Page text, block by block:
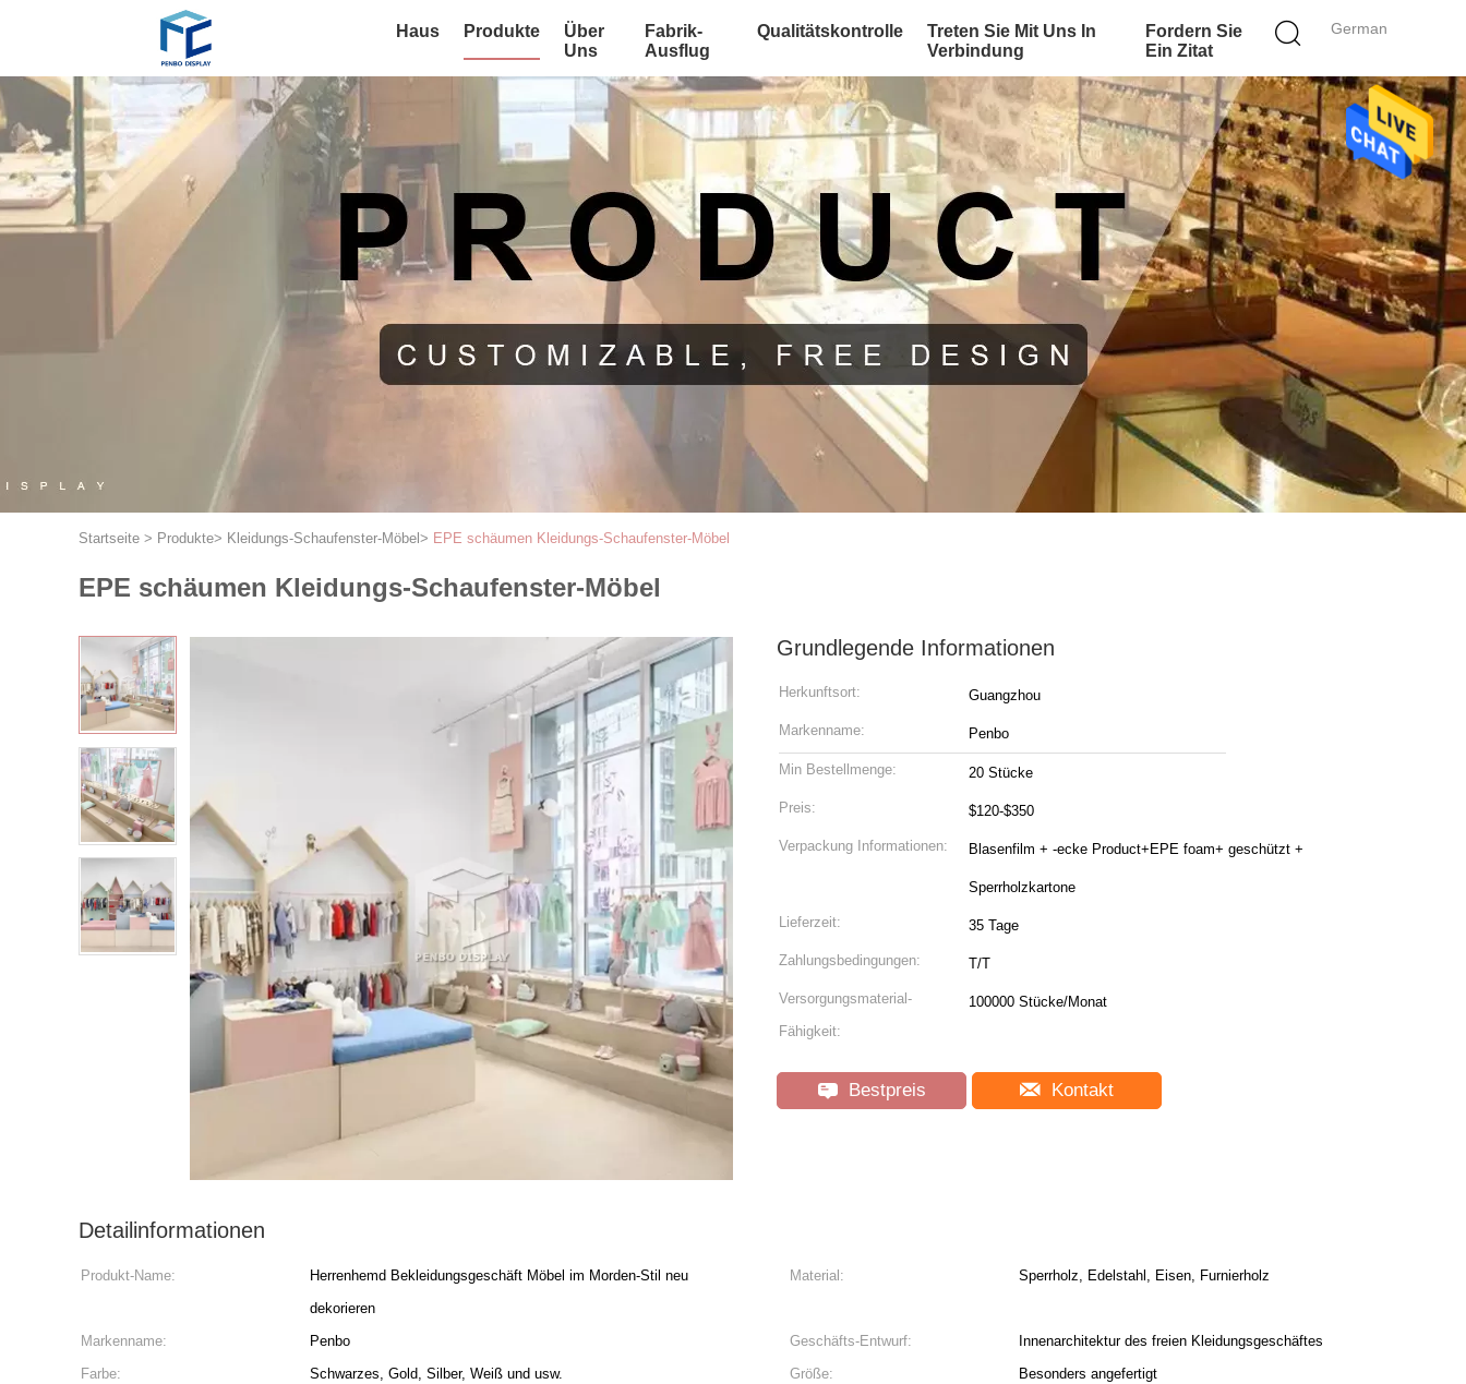
German
Haus Produkte
Über
Uns
Fabrik-
Ausflug
Qualitätskontrolle
Treten Sie Mit Uns In
Verbindung
Fordern Sie
Ein Zitat
Startseite > Produkte> Kleidungs-Schaufenster-Möbel > EPE schäumen Kleidungs-Schaufenster-Möbel
EPE schäumen Kleidungs-Schaufenster-Möbel
Grundlegende Informationen
Herkunftsort: Guangzhou
Markenname: Penbo
Min Bestellmenge: 20 Stücke
Preis: $120-$350
Verpackung Informationen: Blasenfilm + -ecke Product+EPE foam+ geschützt +
Sperrholzkartone
Lieferzeit: 35 Tage
Zahlungsbedingungen: T/T
Versorgungsmaterial-
Fähigkeit:
100000 Stücke/Monat
Bestpreis Kontakt
Detailinformationen
Produkt-Name:
Herrenhemd Bekleidungsgeschäft Möbel im Morden-Stil neu
dekorieren
Material: Sperrholz, Edelstahl, Eisen, Furnierholz
Markenname: Penbo Geschäfts-Entwurf:
Innenarchitektur des freien Kleidungsgeschäftes
Farbe:
Schwarzes, Gold, Silber, Weiß und usw. Größe:
Besonders angefertigt